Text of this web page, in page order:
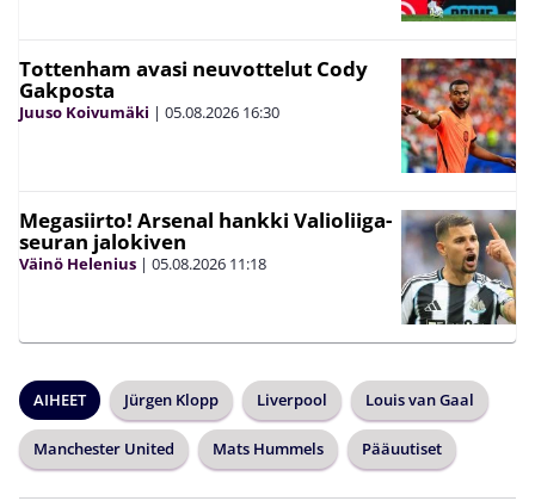
Tottenham avasi neuvottelut Cody
Gakposta
Juuso Koivumäki | 05.08.2026 16:30
Megasiirto! Arsenal hankki Valioliiga-
seuran jalokiven
Väinö Helenius | 05.08.2026 11:18
AIHEET Jürgen Klopp Liverpool Louis van Gaal
Manchester United Mats Hummels Pääuutiset